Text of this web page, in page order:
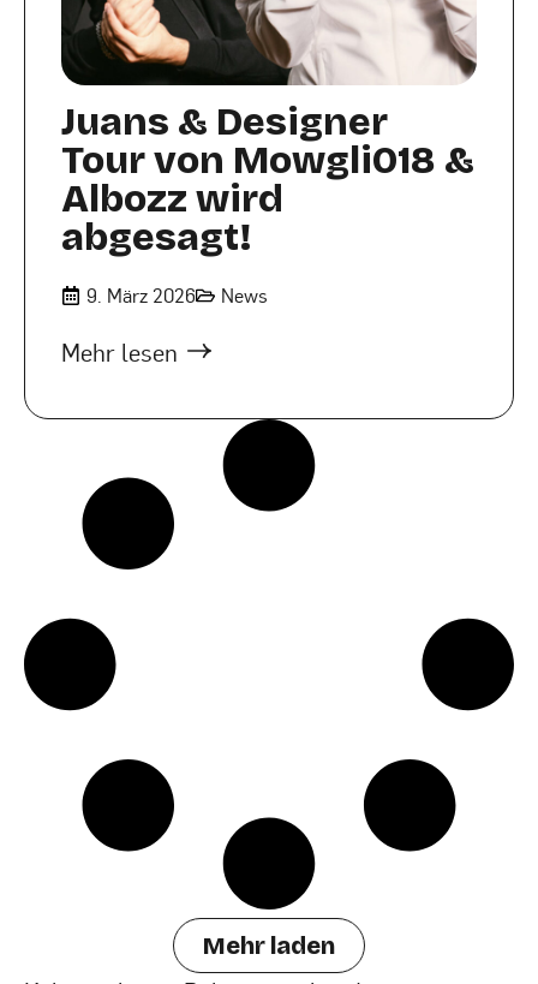
Juans & Designer
Tour von Mowgli018 &
Albozz wird
abgesagt!
9. März 2026 News
Mehr lesen
Mehr laden